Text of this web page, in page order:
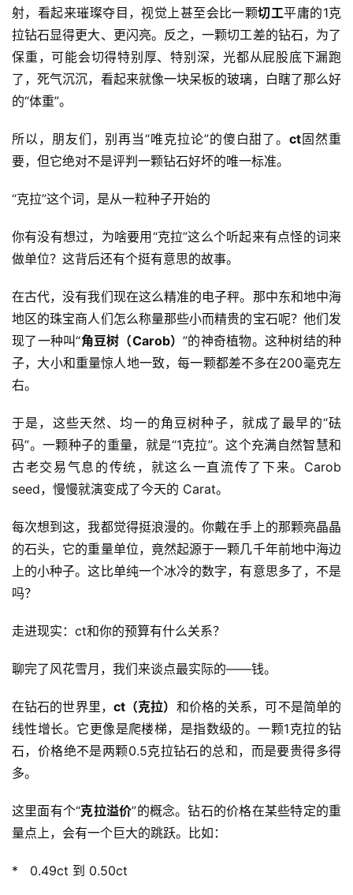
射，看起来璀璨夺目，视觉上甚至会比一颗切工平庸的1克
拉钻石显得更大、更闪亮。反之，一颗切工差的钻石，为了
保重，可能会切得特别厚、特别深，光都从屁股底下漏跑
了，死气沉沉，看起来就像一块呆板的玻璃，白瞎了那么好
的“体重”。
所以，朋友们，别再当“唯克拉论”的傻白甜了。ct固然重
要，但它绝对不是评判一颗钻石好坏的唯一标准。
“克拉”这个词，是从一粒种子开始的
你有没有想过，为啥要用“克拉”这么个听起来有点怪的词来
做单位？这背后还有个挺有意思的故事。
在古代，没有我们现在这么精准的电子秤。那中东和地中海
地区的珠宝商人们怎么称量那些小而精贵的宝石呢？他们发
现了一种叫“角豆树（Carob） ”的神奇植物。这种树结的种
子，大小和重量惊人地一致，每一颗都差不多在200毫克左
右。
于是，这些天然、均一的角豆树种子，就成了最早的“砝
码”。一颗种子的重量，就是“1克拉”。这个充满自然智慧和
古老交易气息的传统，就这么一直流传了下来。Carob
seed，慢慢就演变成了今天的 Carat。
每次想到这，我都觉得挺浪漫的。你戴在手上的那颗亮晶晶
的石头，它的重量单位，竟然起源于一颗几千年前地中海边
上的小种子。这比单纯一个冰冷的数字，有意思多了，不是
吗？
走进现实：ct和你的预算有什么关系？
聊完了风花雪月，我们来谈点最实际的——钱。
在钻石的世界里， ct（克拉） 和价格的关系，可不是简单的
线性增长。它更像是爬楼梯，是指数级的。一颗1克拉的钻
石，价格绝不是两颗0.5克拉钻石的总和，而是要贵得多得
多。
这里面有个“克拉溢价”的概念。钻石的价格在某些特定的重
量点上，会有一个巨大的跳跃。比如：
*   0.49ct 到 0.50ct